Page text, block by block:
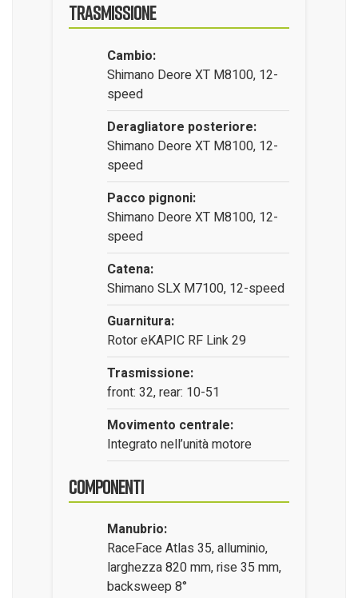
Trasmissione
Cambio:
Shimano Deore XT M8100, 12-
speed
Deragliatore posteriore:
Shimano Deore XT M8100, 12-
speed
Pacco pignoni:
Shimano Deore XT M8100, 12-
speed
Catena:
Shimano SLX M7100, 12-speed
Guarnitura:
Rotor eKAPIC RF Link 29
Trasmissione:
front: 32, rear: 10-51
Movimento centrale:
Integrato nell’unità motore
Componenti
Manubrio:
RaceFace Atlas 35, alluminio,
larghezza 820 mm, rise 35 mm,
backsweep 8°